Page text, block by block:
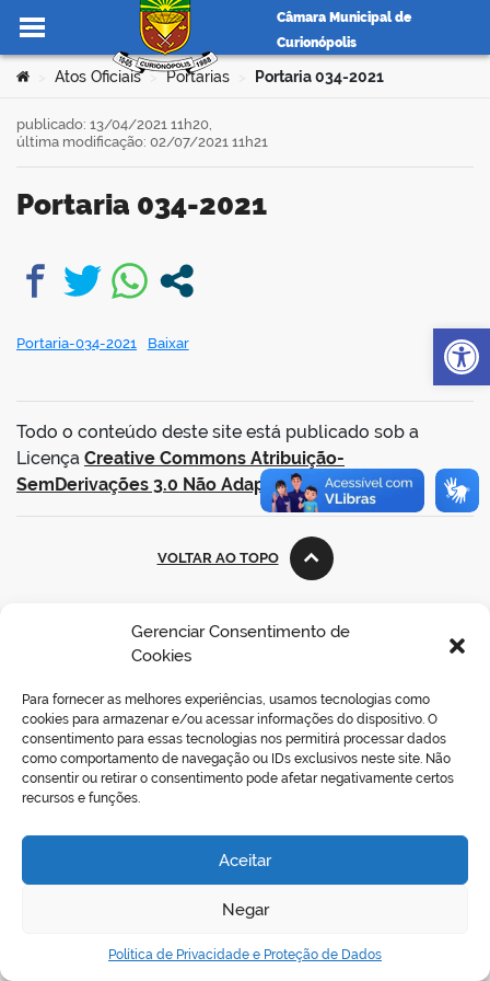
Gerenciar Consentimento de
Cookies
Para fornecer as melhores experiências, usamos tecnologias como
cookies para armazenar e/ou acessar informações do dispositivo. O
consentimento para essas tecnologias nos permitirá processar dados
como comportamento de navegação ou IDs exclusivos neste site. Não
consentir ou retirar o consentimento pode afetar negativamente certos
recursos e funções.
Aceitar
Negar
Política de Privacidade e Proteção de Dados
Ir para o conteúdo
Câmara Municipal de
Curionópolis
portal
Você está aqui:
Atos Oficiais > Portarias Portaria 034-2021
Portaria 034-2021
publicado: 13/04/2021 11h20,
última modificação: 02/07/2021 11h21
Portaria-034-2021 Baixar
Todo o conteúdo deste site está publicado sob a
Licença Creative Commons Atribuição-
SemDerivações 3.0 Não Adaptada.
VOLTAR AO TOPO
REDES SOCIAIS